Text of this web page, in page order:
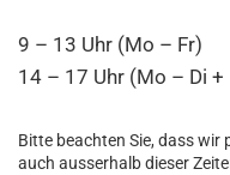
9 – 13 Uhr (Mo – Fr)
14 – 17 Uhr (Mo – Di +
Bitte beachten Sie, dass wir
auch ausserhalb dieser